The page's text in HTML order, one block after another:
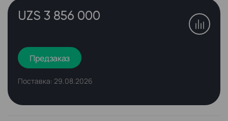
UZS 3 856 000
Предзаказ
Поставка: 29.08.2026